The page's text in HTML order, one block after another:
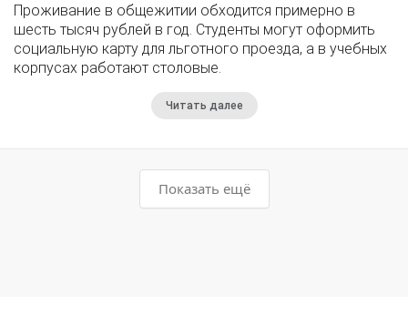
Проживание в общежитии обходится примерно в
шесть тысяч рублей в год. Студенты могут оформить
социальную карту для льготного проезда, а в учебных
корпусах работают столовые.
Читать далее
Показать ещё